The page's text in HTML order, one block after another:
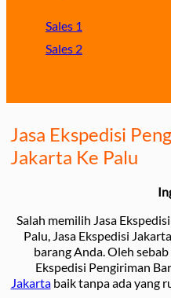
Sales 1
Sales 2
Jasa Ekspedisi
Jakarta Ke Palu
Salah memilih Jasa
Palu, Jasa Ekspedisi
barang Anda. Oleh
Ekspedisi Pengiriman
Jakartabaik tanpa ada yang